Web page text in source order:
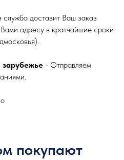
служба доставит Ваш заказ
адресу в кратчайшие сроки
- Отправляем
покупают